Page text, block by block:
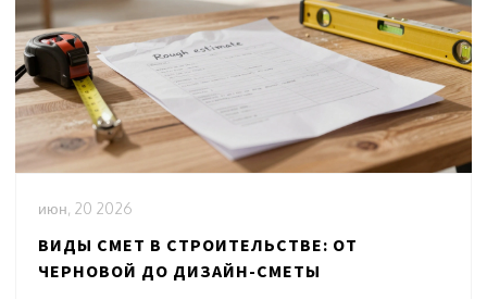
июн, 20 2026
ВИДЫ СМЕТ В СТРОИТЕЛЬСТВЕ: ОТ
ЧЕРНОВОЙ ДО ДИЗАЙН-СМЕТЫ